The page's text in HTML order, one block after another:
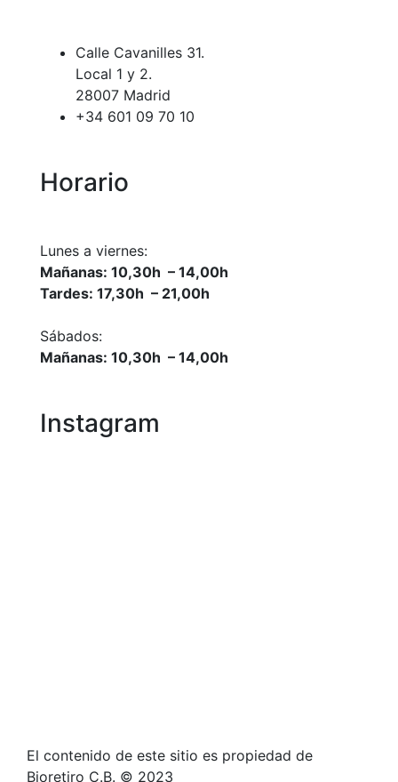
Calle Cavanilles 31.
Local 1 y 2.
28007 Madrid
+34 601 09 70 10
Horario
Lunes a viernes:
Mañanas: 10,30h – 14,00h
Tardes: 17,30h – 21,00h
Sábados:
Mañanas: 10,30h – 14,00h
Instagram
El contenido de este sitio es propiedad de
Bioretiro C.B. © 2023